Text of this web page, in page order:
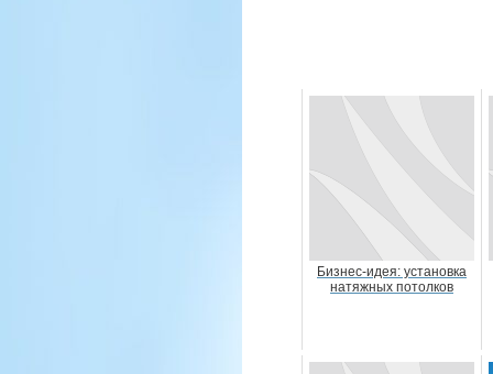
Бизнес-идея: установка
натяжных потолков